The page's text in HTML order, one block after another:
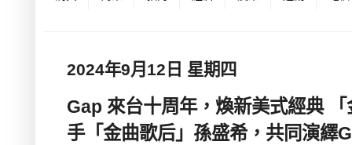
2024年9月12日 星期四
Gap 來台十周年，煥新美式經典
手「金曲歌后」孫盛希，共同演繹